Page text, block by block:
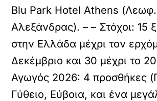
Blu Park Hotel Athens (Λεωφ.
Αλεξάνδρας). – – Στόχοι: 15
στην Ελλάδα μέχρι τον
Δεκέμβριο και 30 μέχρι το
Αγωγός 2026: 4 προσθήκες
Γύθειο, Εύβοια, και ένα